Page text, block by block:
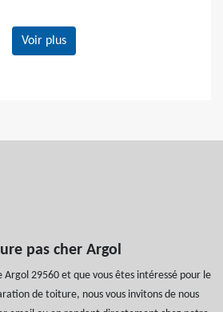
Voir plus
pas cher Argol
Argol 29560 et que vous êtes intéressé pour le
de toiture, nous vous invitons de nous